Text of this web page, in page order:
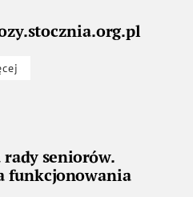
seniorów.
funkcjonowania